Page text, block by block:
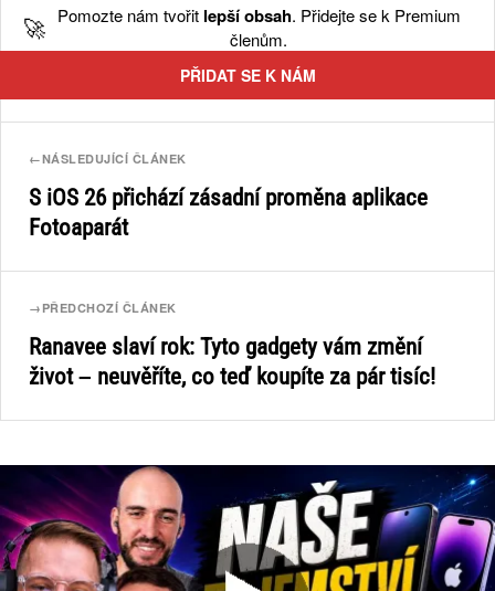
🚀 Pomozte nám tvořit lepší obsah. Přidejte se k Premium
členům.
PŘIDAT SE K NÁM
←NÁSLEDUJÍCÍ ČLÁNEK
S iOS 26 přichází zásadní proměna aplikace
Fotoaparát
→ PŘEDCHOZÍ ČLÁNEK
Ranavee slaví rok: Tyto gadgety vám změní
život – neuvěříte, co teď koupíte za pár tisíc!